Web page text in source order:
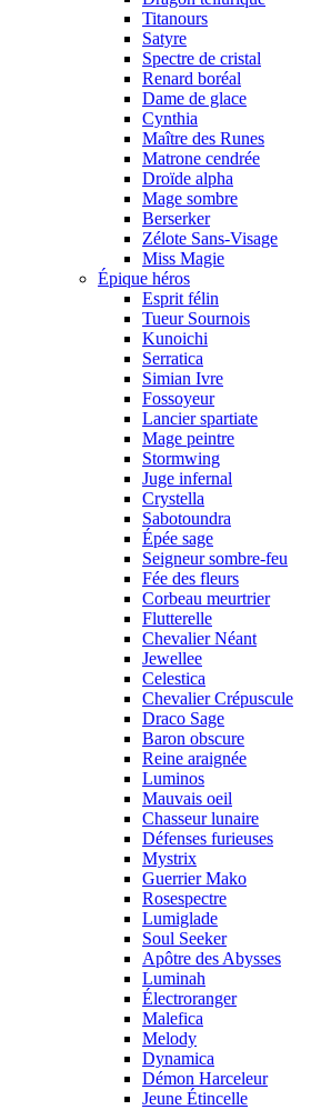
Titanours
Satyre
Spectre de cristal
Renard boréal
Dame de glace
Cynthia
Maître des Runes
Matrone cendrée
Droïde alpha
Mage sombre
Berserker
Zélote Sans-Visage
Miss Magie
Épique héros
Esprit félin
Tueur Sournois
Kunoichi
Serratica
Simian Ivre
Fossoyeur
Lancier spartiate
Mage peintre
Stormwing
Juge infernal
Crystella
Sabotoundra
Épée sage
Seigneur sombre-feu
Fée des fleurs
Corbeau meurtrier
Flutterelle
Chevalier Néant
Jewellee
Celestica
Chevalier Crépuscule
Draco Sage
Baron obscure
Reine araignée
Luminos
Mauvais oeil
Chasseur lunaire
Défenses furieuses
Mystrix
Guerrier Mako
Rosespectre
Lumiglade
Soul Seeker
Apôtre des Abysses
Luminah
Électroranger
Malefica
Melody
Dynamica
Démon Harceleur
Jeune Étincelle